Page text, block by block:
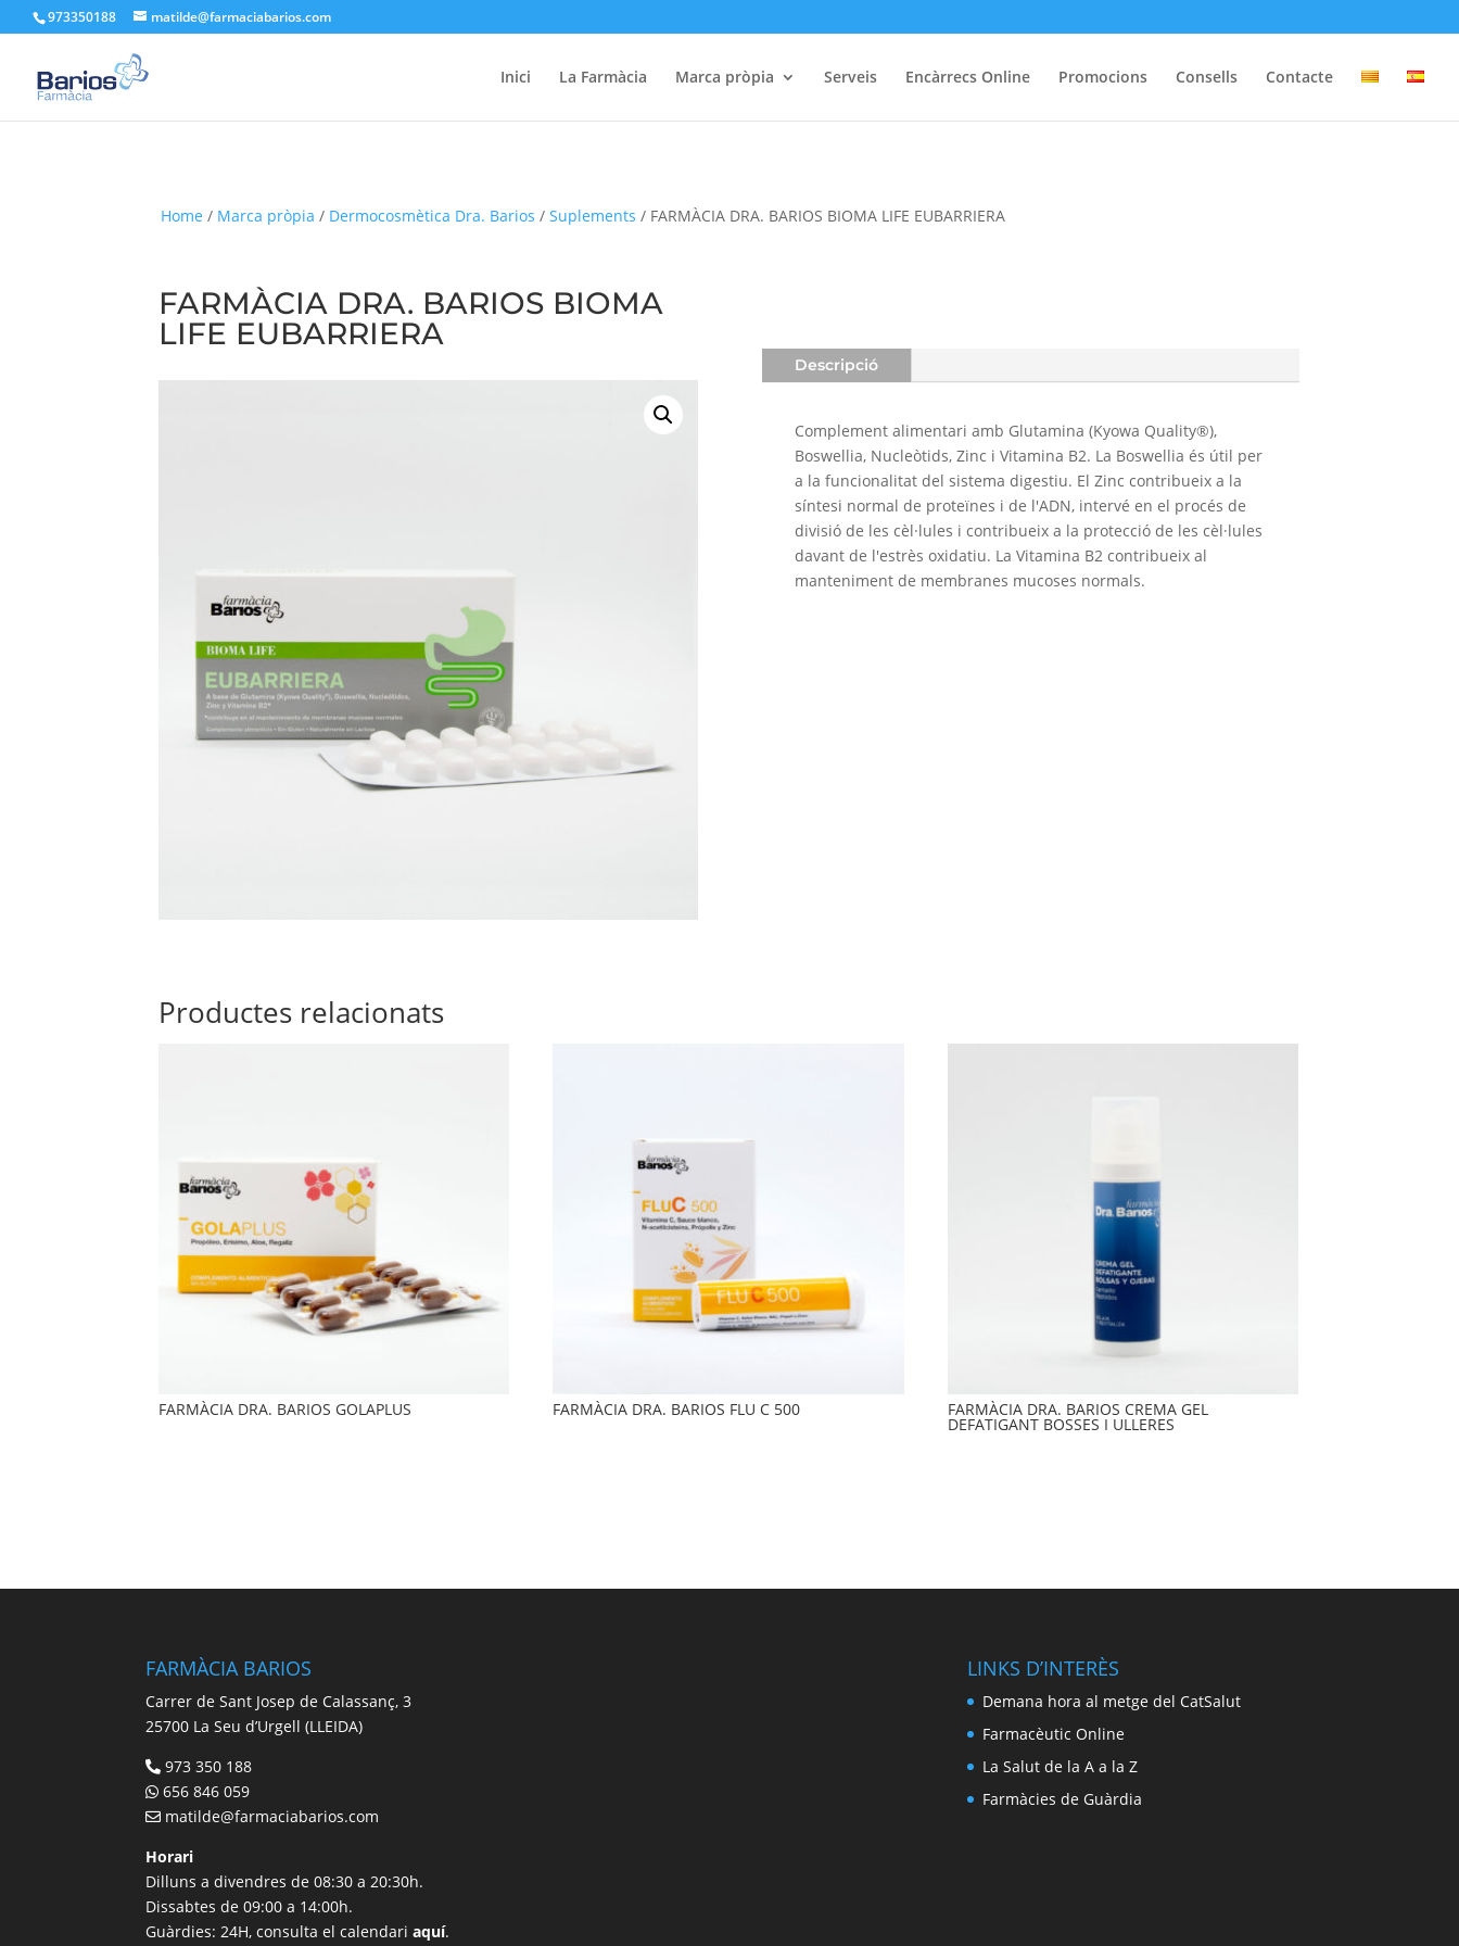
973350188 matilde@farmaciabarios.com
Inici La Farmàcia Marca pròpia Serveis Encàrrecs Online Promocions Consells Contacte
Home / Marca pròpia / Dermocosmètica Dra. Barios /Suplements / FARMÀCIA DRA. BARIOS BIOMA LIFE EUBARRIERA
FARMÀCIA DRA. BARIOS BIOMA
LIFE EUBARRIERA
Descripció
Complement alimentari amb Glutamina (Kyowa Quality®),
Boswellia, Nucleòtids, Zinc i Vitamina B2. La Boswellia és útil per
a la funcionalitat del sistema digestiu. El Zinc contribueix a la
síntesi normal de proteïnes i de l'ADN, intervé en el procés de
divisió de les cèl·lules i contribueix a la protecció de les cèl·lules
davant de l'estrès oxidatiu. La Vitamina B2 contribueix al
manteniment de membranes mucoses normals.
Productes relacionats
FARMÀCIA DRA. BARIOS GOLAPLUS FARMÀCIA DRA. BARIOS FLU C 500 FARMÀCIA DRA. BARIOS CREMA GEL
DEFATIGANT BOSSES I ULLERES
FARMÀCIA BARIOS
Carrer de Sant Josep de Calassanç, 3
25700 La Seu d’Urgell (LLEIDA)
973 350 188
656 846 059
matilde@farmaciabarios.com
Horari
Dilluns a divendres de 08:30 a 20:30h.
Dissabtes de 09:00 a 14:00h.
Guàrdies: 24H, consulta el calendariaquí.
LINKS D’INTERÈS
Demana hora al metge del CatSalut
Farmacèutic Online
La Salut de la A a la Z
Farmàcies de Guàrdia